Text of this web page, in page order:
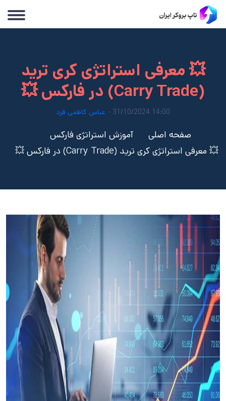
💥 معرفی استراتژی کری ترید
(Carry Trade) در فارکس 💥
14:00 31/10/2024 - عباس کاظمی فرد
صفحه اصلی
آموزش استراتژی فارکس
💥 معرفی استراتژی کری ترید (Carry Trade) در فارکس 💥